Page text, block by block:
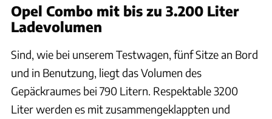
Opel Combo mit bis zu 3.200 Liter
Ladevolumen
Sind, wie bei unserem Testwagen, fünf Sitze an Bord
und in Benutzung, liegt das Volumen des
Gepäckraumes bei 790 Litern. Respektable 3200
Liter werden es mit zusammengeklappten und